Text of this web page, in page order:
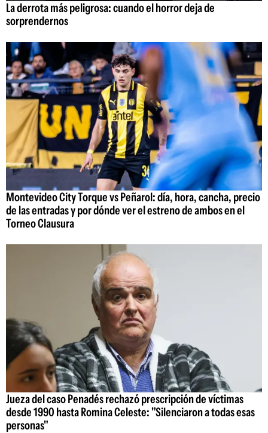
La derrota más peligrosa: cuando el horror deja de
sorprendernos
Montevideo City Torque vs Peñarol: día, hora, cancha, precio
de las entradas y por dónde ver el estreno de ambos en el
Torneo Clausura
Jueza del caso Penadés rechazó prescripción de víctimas
desde 1990 hasta Romina Celeste: "Silenciaron a todas esas
personas"